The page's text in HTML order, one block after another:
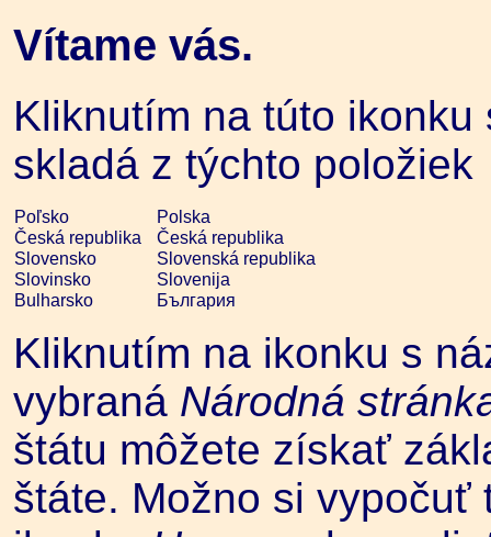
Vítame vás.
Kliknutím na túto
skladá z týchto položiek
Poľsko
Polska
Česká republika
Česká republika
Slovensko
Slovenská republika
Slovinsko
Slovenija
Bulharsko
България
Kliknutím na ikonku s
vybraná Národná
štátu môžete získať
štáte. Možno si vypočuť